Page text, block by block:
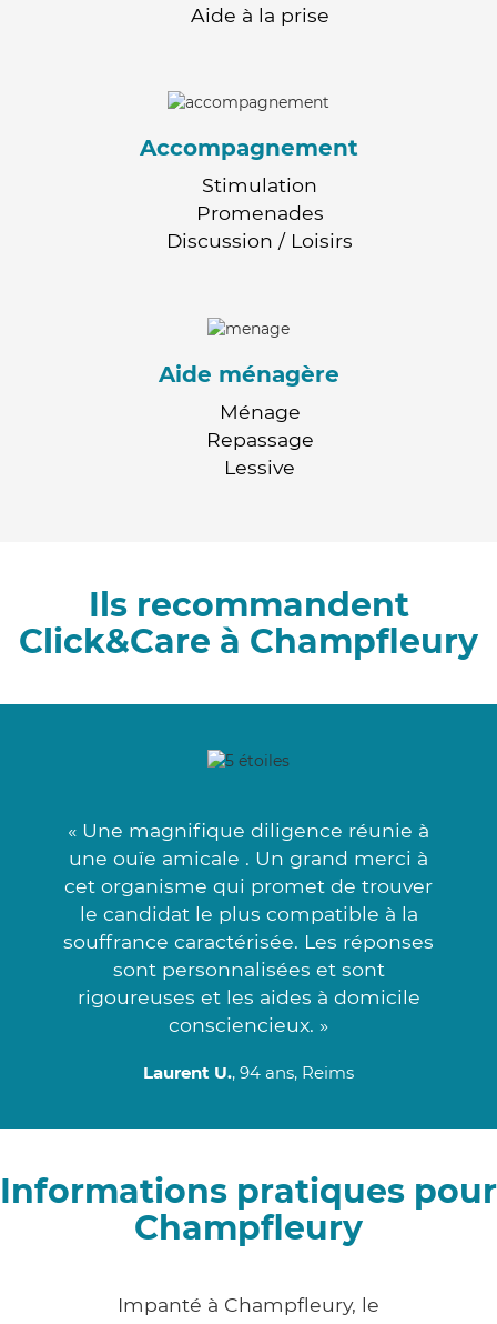
Aide à la prise
Accompagnement
Stimulation
Promenades
Discussion / Loisirs
Aide ménagère
Ménage
Repassage
Lessive
Ils recommandent
Click&Care à Champfleury
« Une magnifique diligence réunie à
une ouïe amicale . Un grand merci à
cet organisme qui promet de trouver
le candidat le plus compatible à la
souffrance caractérisée. Les réponses
sont personnalisées et sont
rigoureuses et les aides à domicile
consciencieux. »
Laurent U., 94 ans, Reims
Informations pratiques pour
Champfleury
Impanté à Champfleury, le